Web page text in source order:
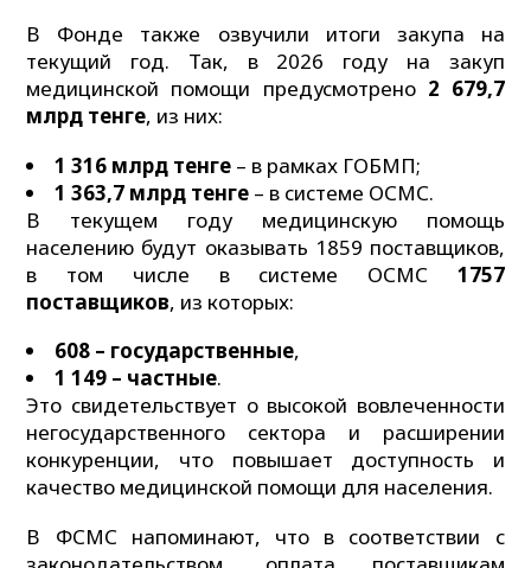
В Фонде также озвучили итоги закупа на
текущий год. Так, в 2026 году на закуп
медицинской помощи предусмотрено 2 679,7
млрд тенге, из них:
1 316 млрд тенге – в рамках ГОБМП;
1 363,7 млрд тенге – в системе ОСМС.
В текущем году медицинскую помощь
населению будут оказывать 1859 поставщиков,
в том числе в системе ОСМС 1757
поставщиков, из которых:
608 – государственные,
1 149 – частные.
Это свидетельствует о высокой вовлеченности
негосударственного сектора и расширении
конкуренции, что повышает доступность и
качество медицинской помощи для населения.
В ФСМС напоминают, что в соответствии с